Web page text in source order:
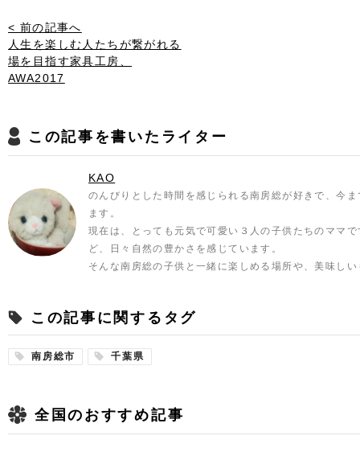
< 前の記事へ
人生を楽しむ人たちが繋がれる
場を目指す家具工房、
AWA2017
この記事を書いたライター
KAO
のんびりとした時間を感じられる南房総が好きで、今
ます。
現在は、とっても元気で可愛い３人の子供たちのママ
ど、日々自然の豊かさを感じています。
そんな南房総の子供と一緒に楽しめる場所や、美味し
この記事に関するタグ
南房総市 千葉県
全国のおすすめ記事